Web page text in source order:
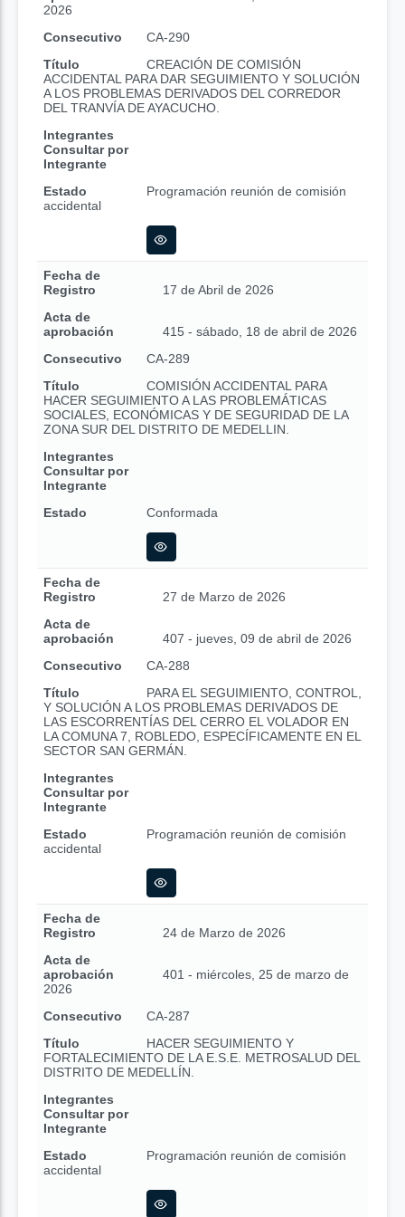
2026
Consecutivo
CA-290
Título
CREACIÓN DE COMISIÓN
ACCIDENTAL PARA DAR SEGUIMIENTO Y SOLUCIÓN
A LOS PROBLEMAS DERIVADOS DEL CORREDOR
DEL TRANVÍA DE AYACUCHO.
Integrantes
Consultar por
Integrante
Estado
Programación reunión de comisión
accidental
Fecha de
Registro
17 de Abril de 2026
Acta de
aprobación
415 - sábado, 18 de abril de 2026
Consecutivo
CA-289
Título
COMISIÓN ACCIDENTAL PARA
HACER SEGUIMIENTO A LAS PROBLEMÁTICAS
SOCIALES, ECONÓMICAS Y DE SEGURIDAD DE LA
ZONA SUR DEL DISTRITO DE MEDELLIN.
Integrantes
Consultar por
Integrante
Estado
Conformada
Fecha de
Registro
27 de Marzo de 2026
Acta de
aprobación
407 - jueves, 09 de abril de 2026
Consecutivo
CA-288
Título
PARA EL SEGUIMIENTO, CONTROL,
Y SOLUCIÓN A LOS PROBLEMAS DERIVADOS DE
LAS ESCORRENTÍAS DEL CERRO EL VOLADOR EN
LA COMUNA 7, ROBLEDO, ESPECÍFICAMENTE EN EL
SECTOR SAN GERMÁN.
Integrantes
Consultar por
Integrante
Estado
Programación reunión de comisión
accidental
Fecha de
Registro
24 de Marzo de 2026
Acta de
aprobación
401 - miércoles, 25 de marzo de
2026
Consecutivo
CA-287
Título
HACER SEGUIMIENTO Y
FORTALECIMIENTO DE LA E.S.E. METROSALUD DEL
DISTRITO DE MEDELLÍN.
Integrantes
Consultar por
Integrante
Estado
Programación reunión de comisión
accidental